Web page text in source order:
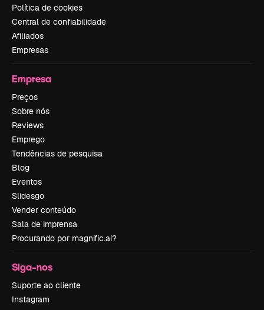
Política de cookies
Central de confiabilidade
Afiliados
Empresas
Empresa
Preços
Sobre nós
Reviews
Emprego
Tendências de pesquisa
Blog
Eventos
Slidesgo
Vender conteúdo
Sala de imprensa
Procurando por magnific.ai?
Siga-nos
Suporte ao cliente
Instagram